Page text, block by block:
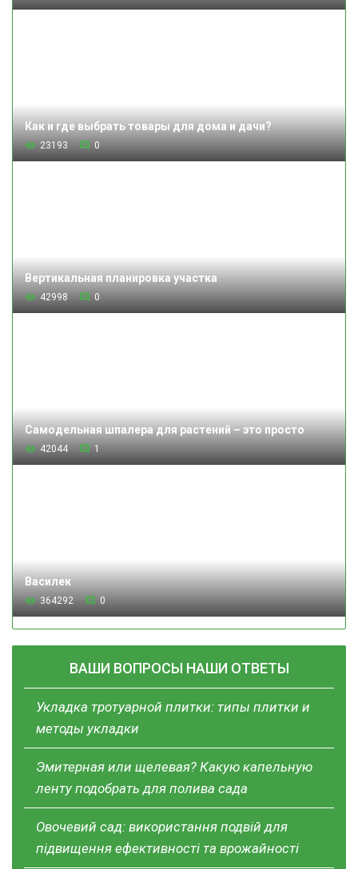
Как и где выбрать товары для дома и дачи?
23193 0
Вертикальная планировка участка
42998 0
Самодельная шпалера для растений – это просто
42044 1
Василек
364292 0
ВАШИ ВОПРОСЫ НАШИ ОТВЕТЫ
Укладка тротуарной плитки: типы плитки и
методы укладки
Эмитерная или щелевая? Какую капельную
ленту подобрать для полива сада
Овочевий сад: використання подвій для
підвищення ефективності та врожайності